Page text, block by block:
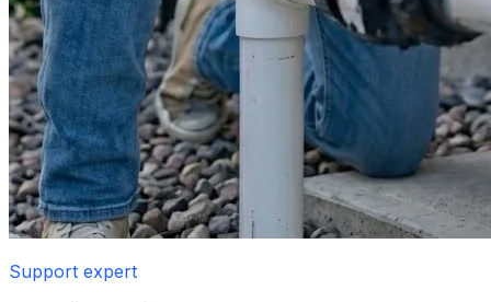
Support expert